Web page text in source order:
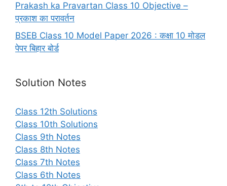
Prakash ka Pravartan Class 10 Objective –
प्रकाश का परावर्तन
BSEB Class 10 Model Paper 2026 : कक्षा 10 मोडल
पेपर बिहार बोर्ड
Solution Notes
Class 12th Solutions
Class 10th Solutions
Class 9th Notes
Class 8th Notes
Class 7th Notes
Class 6th Notes